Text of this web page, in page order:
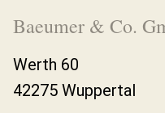
Baeumer & Co.
Werth 60
42275 Wuppertal